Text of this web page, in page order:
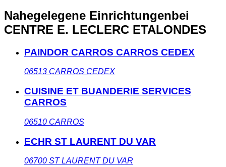
Nahegelegene Einrichtungenbei
CENTRE E. LECLERC ETALONDES
PAINDOR CARROS CARROS CEDEX
06513 CARROS CEDEX
CUISINE ET BUANDERIE SERVICES
CARROS
06510 CARROS
ECHR ST LAURENT DU VAR
06700 ST LAURENT DU VAR